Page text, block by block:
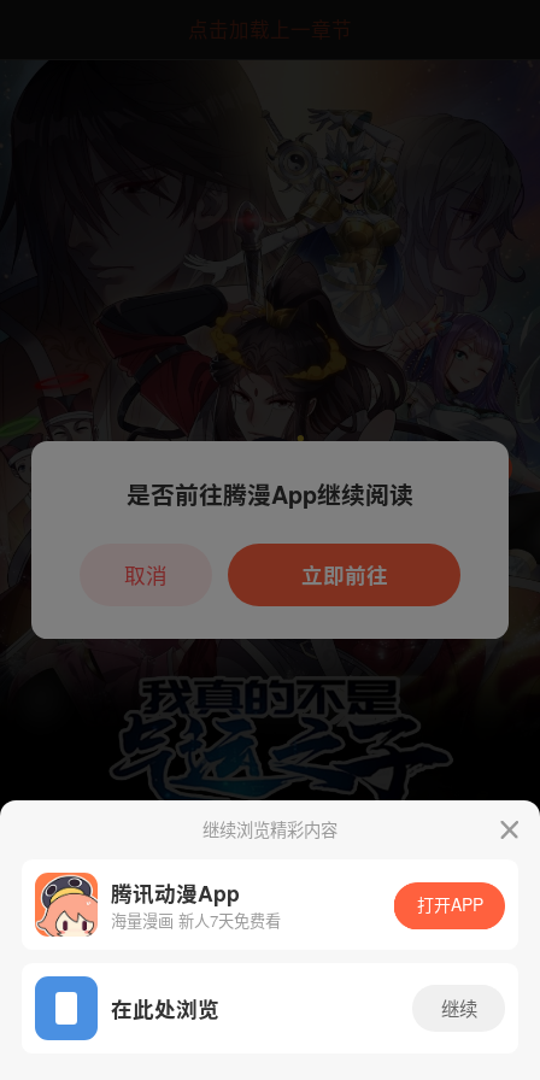
点击加载上一章节
App免费看
下一话 腾漫App免费看
继续浏览精彩内容
腾讯动漫App
海量漫画 新人7天免费看
打开APP
在此处浏览 继续
本章节仅支持App阅读，可打开App新用
户7天免费看
是否前往腾漫App继续阅读
立即前往
取消